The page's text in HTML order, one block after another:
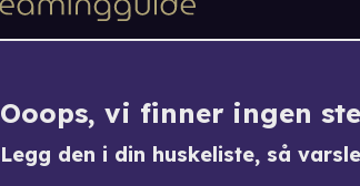
Ooops, vi finner ingen
Legg den i din huskeliste, så